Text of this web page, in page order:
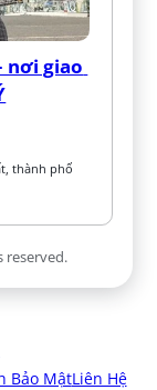
nơi giao
thành phố
reserved.
Bảo MậtLiên Hệ